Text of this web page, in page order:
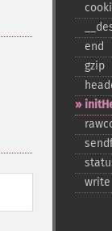
end
gzip
write